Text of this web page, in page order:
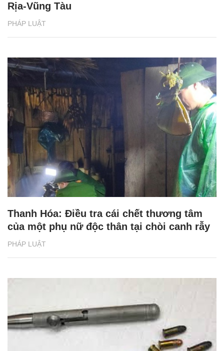
PHÁP LUẬT
Rịa-Vũng Tàu
PHÁP LUẬT
Thanh Hóa: Điều tra cái chết thương tâm
của một phụ nữ độc thân tại chòi canh rẫy